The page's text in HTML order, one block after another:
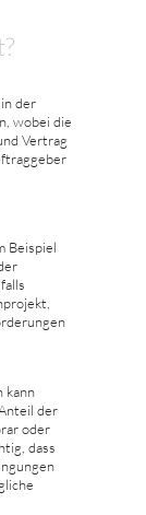
der
wobei die
Vertrag
Beispiel
kann
der
oder
dass